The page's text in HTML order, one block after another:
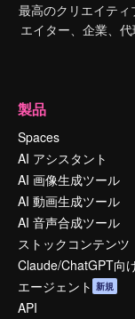
最高のクリエイテ
エイター、企業、
製品
Spaces
AI アシスタント
AI 画像生成ツール
AI 動画生成ツール
AI 音声合成ツール
ストックコンテンツ
Claude/ChatGPT向
エージェント 新規
API